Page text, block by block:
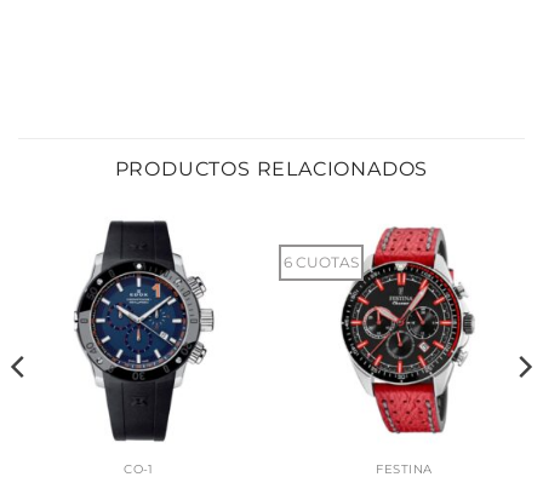
PRODUCTOS RELACIONADOS
CO-1
6 CUOTAS
FESTINA